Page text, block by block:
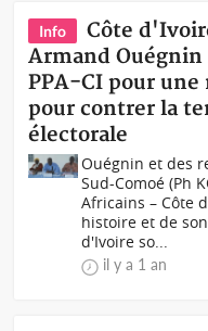
Info
Côte
Armand
PPA-CI pour
pour contrer la
électorale
Ouégnin et des
Sud-Comoé (Ph
Africains – Côte
histoire et de
d'Ivoire so...
il y a 1 an